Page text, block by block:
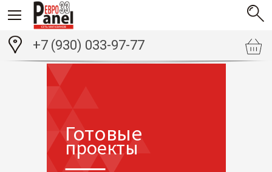
+7 (930) 033-97-77
Готовые
проекты